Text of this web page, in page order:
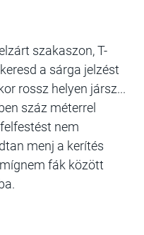
szakaszon, T-
a sárga jelzést
rossz helyen jársz...
száz méterrel
nem
menj a kerítés
fák között